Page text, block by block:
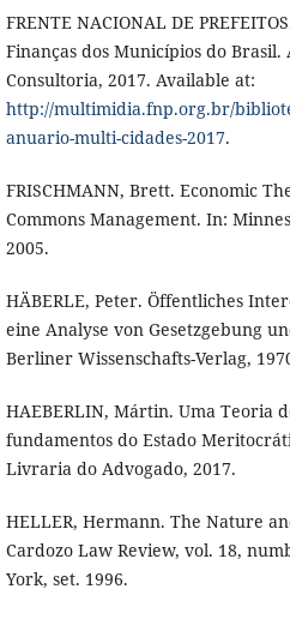
FRENTE NACIONAL DE
Finanças dos Municípios do
Consultoria, 2017. Available at:
http://multimidia.fnp.org.br/
anuario-multi-cidades-2017.
FRISCHMANN, Brett. Economic
Commons Management. In:
2005.
HÄBERLE, Peter. Öffentliches
eine Analyse von Gesetzgebung
Berliner Wissenschafts-Verlag,
HAEBERLIN, Mártin. Uma Teoria
fundamentos do Estado
Livraria do Advogado, 2017.
HELLER, Hermann. The Nature
Cardozo Law Review, vol. 18,
York, set. 1996.